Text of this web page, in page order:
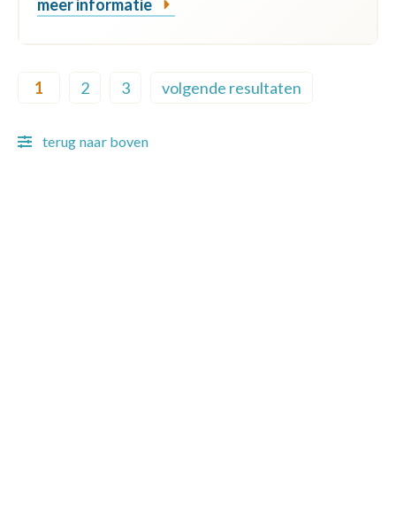
meer informatie
1 2 3 volgende resultaten
terug naar boven